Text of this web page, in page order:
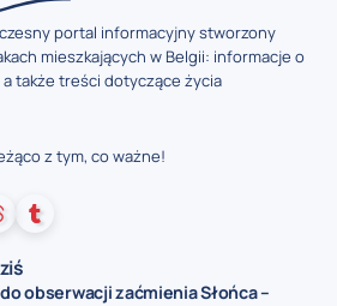
portal informacyjny stworzony
mieszkających w Belgii: informacje o
także treści dotyczące życia
z tym, co ważne!
obserwacji zaćmienia Słońca –